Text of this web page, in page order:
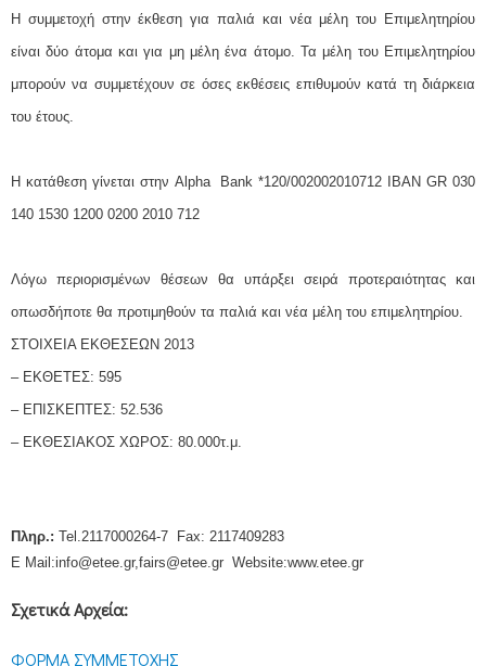
Η συμμετοχή στην έκθεση για παλιά και νέα μέλη του Επιμελητηρίου
είναι δύο άτομα και για μη μέλη ένα άτομο. Τα μέλη του Επιμελητηρίου
μπορούν να συμμετέχουν σε όσες εκθέσεις επιθυμούν κατά τη διάρκεια
του έτους.
Η κατάθεση γίνεται στην Alpha Bank *120/002002010712 IBAN GR 030
140 1530 1200 0200 2010 712
Λόγω περιορισμένων θέσεων θα υπάρξει σειρά προτεραιότητας και
οπωσδήποτε θα προτιμηθούν τα παλιά και νέα μέλη του επιμελητηρίου.
ΣΤΟΙΧΕΙΑ ΕΚΘΕΣΕΩΝ 2013
– ΕΚΘΕΤΕΣ: 595
– ΕΠΙΣΚΕΠΤΕΣ: 52.536
– ΕΚΘΕΣΙΑΚΟΣ ΧΩΡΟΣ: 80.000τ.μ.
Πληρ.: Tel.2117000264-7 Fax: 2117409283
E Mail:info@etee.gr,fairs@etee.gr Website:www.etee.gr
Σχετικά Αρχεία:
ΦΟΡΜΑ ΣΥΜΜΕΤΟΧΗΣ